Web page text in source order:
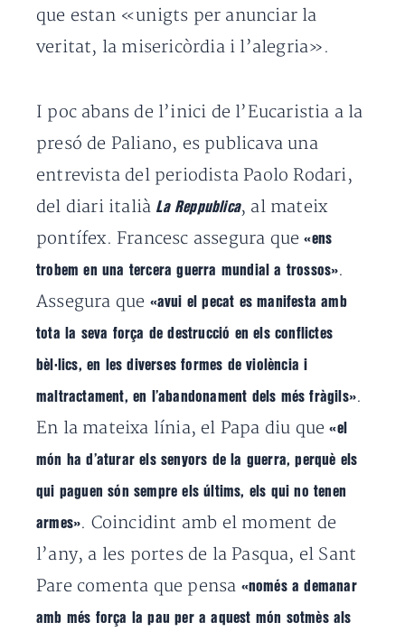
que estan «unigts per anunciar la
veritat, la misericòrdia i l’alegria».
I poc abans de l’inici de l’Eucaristia a la
presó de Paliano, es publicava una
entrevista del periodista Paolo Rodari,
del diari italià La Reppublica, al mateix
pontífex. Francesc assegura que «ens
trobem en una tercera guerra mundial a trossos».
Assegura que «avui el pecat es manifesta amb
tota la seva força de destrucció en els conflictes
bèl·lics, en les diverses formes de violència i
maltractament, en l’abandonament dels més fràgils».
En la mateixa línia, el Papa diu que«el
món ha d’aturar els senyors de la guerra, perquè els
qui paguen són sempre els últims, els qui no tenen
armes». Coincidint amb el moment de
l’any, a les portes de la Pasqua, el Sant
Pare comenta que pensa «només a demanar
amb més força la pau per a aquest món sotmès als